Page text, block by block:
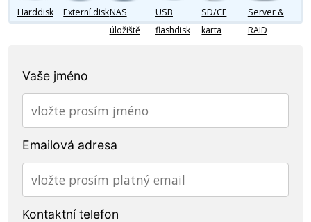
Harddisk Externí diskNAS
úložiště
USB
flashdisk
SD/CF
karta
Server &
RAID
Vaše jméno
Emailová adresa
Kontaktní telefon